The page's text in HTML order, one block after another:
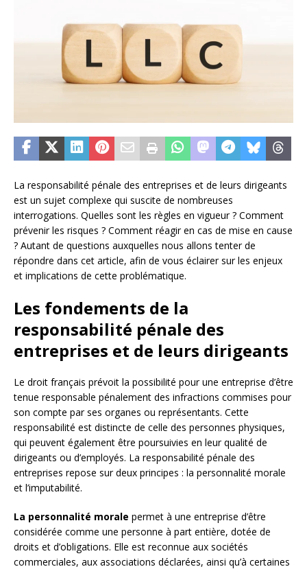
La responsabilité pénale des entreprises et de leurs dirigeants
est un sujet complexe qui suscite de nombreuses
interrogations. Quelles sont les règles en vigueur ? Comment
prévenir les risques ? Comment réagir en cas de mise en cause
? Autant de questions auxquelles nous allons tenter de
répondre dans cet article, afin de vous éclairer sur les enjeux
et implications de cette problématique.
Les fondements de la
responsabilité pénale des
entreprises et de leurs dirigeants
Le droit français prévoit la possibilité pour une entreprise d’être
tenue responsable pénalement des infractions commises pour
son compte par ses organes ou représentants. Cette
responsabilité est distincte de celle des personnes physiques,
qui peuvent également être poursuivies en leur qualité de
dirigeants ou d’employés. La responsabilité pénale des
entreprises repose sur deux principes : la personnalité morale
et l’imputabilité.
La personnalité morale permet à une entreprise d’être
considérée comme une personne à part entière, dotée de
droits et d’obligations. Elle est reconnue aux sociétés
commerciales, aux associations déclarées, ainsi qu’à certaines